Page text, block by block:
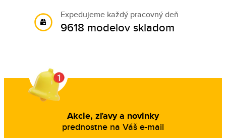
Expedujeme každý pracovný deň
9618 modelov skladom
Akcie, zľavy a novinky
prednostne na Váš e-mail